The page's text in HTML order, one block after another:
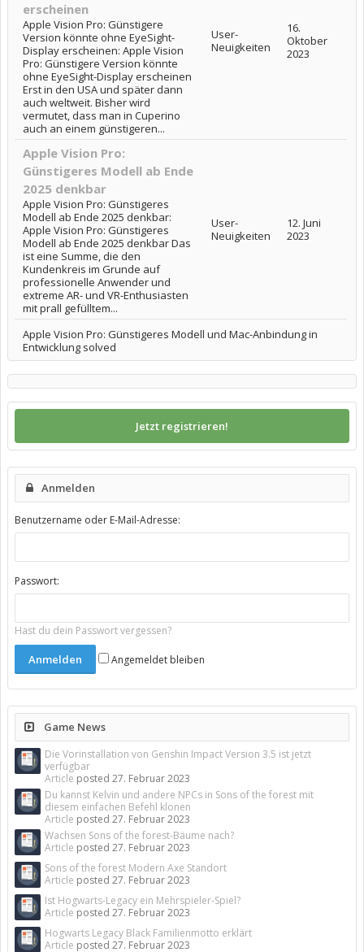
erscheinen
Apple Vision Pro: Günstigere
Version könnte ohne EyeSight-
Display erscheinen: Apple Vision
Pro: Günstigere Version könnte
ohne EyeSight-Display erscheinen
Erst in den USA und später dann
auch weltweit. Bisher wird
vermutet, dass man in Cuperino
auch an einem günstigeren...
User-
Neuigkeiten
16.
Oktober
2023
Apple Vision Pro:
Günstigeres Modell ab Ende
2025 denkbar
Apple Vision Pro: Günstigeres
Modell ab Ende 2025 denkbar:
Apple Vision Pro: Günstigeres
Modell ab Ende 2025 denkbar Das
ist eine Summe, die den
Kundenkreis im Grunde auf
professionelle Anwender und
extreme AR- und VR-Enthusiasten
mit prall gefülltem...
User-
Neuigkeiten
12. Juni
2023
Apple Vision Pro: Günstigeres Modell und Mac-Anbindung in
Entwicklung solved
Jetzt registrieren!
Anmelden
Benutzername oder E-Mail-Adresse:
Passwort:
Hast du dein Passwort vergessen?
Angemeldet bleiben
Game News
Die Vorinstallation von Genshin Impact Version 3.5 ist jetzt
verfügbar
Article posted 27. Februar 2023
Du kannst Kelvin und andere NPCs in Sons of the forest mit
diesem einfachen Befehl klonen
Article posted 27. Februar 2023
Wachsen Sons of the forest-Bäume nach?
Article posted 27. Februar 2023
Sons of the forest Modern Axe Standort
Article posted 27. Februar 2023
Ist Hogwarts-Legacy ein Mehrspieler-Spiel?
Article posted 27. Februar 2023
Hogwarts Legacy Black Familienmotto erklärt
Article posted 27. Februar 2023